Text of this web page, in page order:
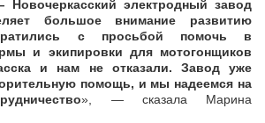
электродный завод
большое внимание развитию
с просьбой помочь в
и экипировки для мотогонщиков
и нам не отказали. Завод уже
помощь, и мы надеемся на
», — сказала Марина